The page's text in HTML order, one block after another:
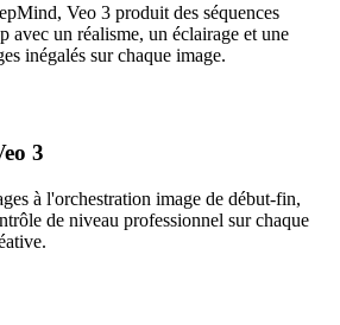
Veo 3 produit des séquences
avec un réalisme, un éclairage et une
inégalés sur chaque image.
3
à l'orchestration image de début-fin,
de niveau professionnel sur chaque